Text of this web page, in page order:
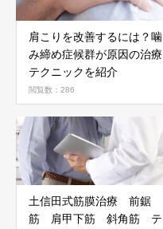
肩こりを改善するには？噛
み締め症候群が原因の治療
テクニックを紹介
閲覧数：286
土信田式筋膜治療 前鋸
筋 肩甲下筋 斜角筋 テ